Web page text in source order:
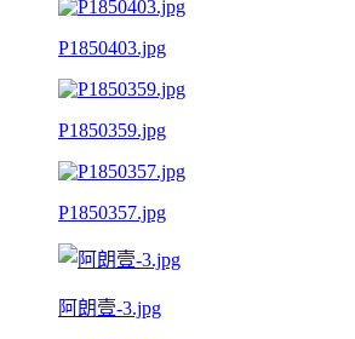
P1850403.jpg
P1850359.jpg
P1850357.jpg
阿朗壹-3.jpg